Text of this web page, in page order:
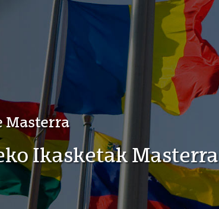
Masterra
Ikasketak Masterra